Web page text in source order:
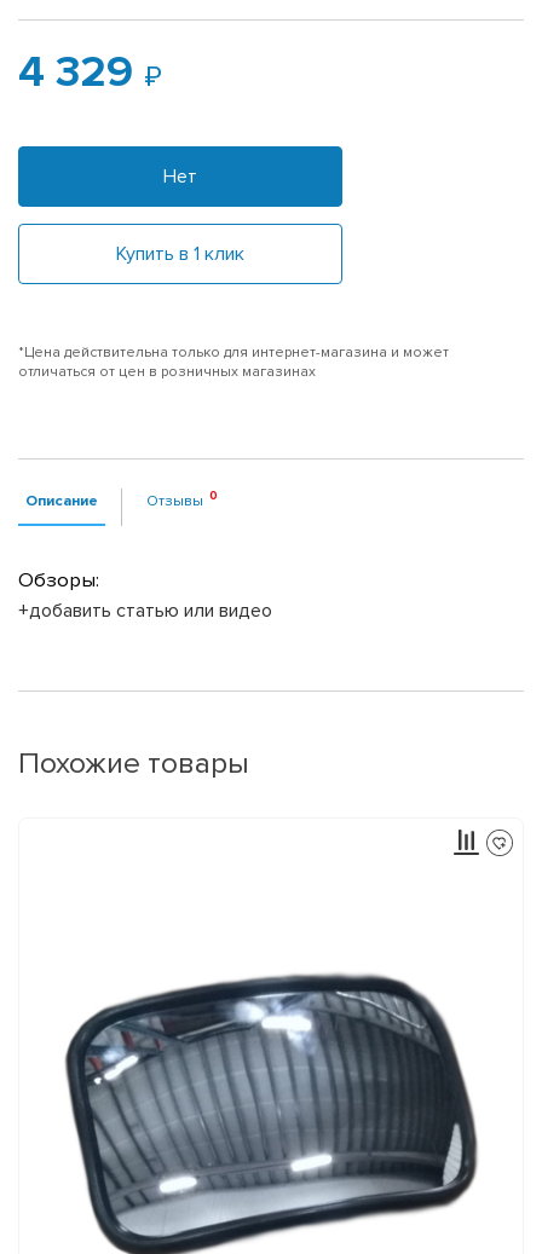
4 329
Нет
Купить в 1 клик
*Цена действительна только для интернет-магазина и может
отличаться от цен в розничных магазинах
Описание Отзывы
Обзоры:
+добавить статью или видео
Похожие товары